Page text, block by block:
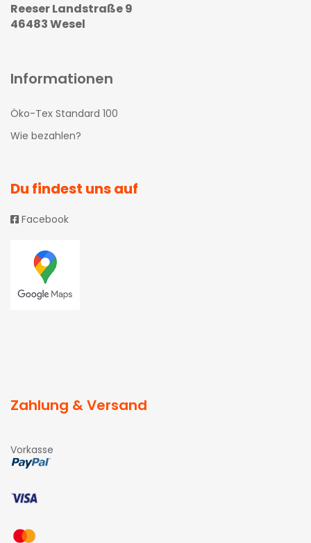
Reeser Landstraße 9
46483 Wesel
Informationen
Öko-Tex Standard 100
Wie bezahlen?
Du findest uns auf
Facebook
Zahlung & Versand
Vorkasse